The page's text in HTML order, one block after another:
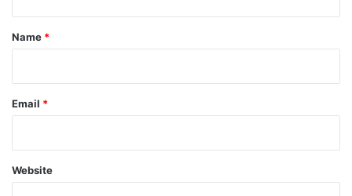
*
Name *
Email *
Website